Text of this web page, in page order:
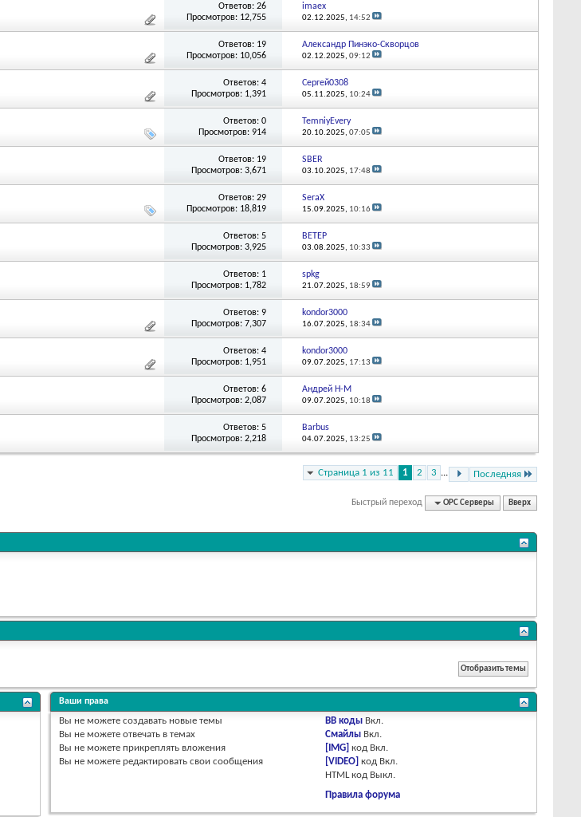
Ответов: 26
Просмотров: 12,755
imaex
02.12.2025, 14:52
Ответов: 19
Просмотров: 10,056
Александр Пинэко-Скворцов
02.12.2025, 09:12
Ответов: 4
Просмотров: 1,391
Сергей0308
05.11.2025, 10:24
Ответов: 0
Просмотров: 914
TemniyEvery
20.10.2025, 07:05
Ответов: 19
Просмотров: 3,671
SBER
03.10.2025, 17:48
Ответов: 29
Просмотров: 18,819
SeraX
15.09.2025, 10:16
Ответов: 5
Просмотров: 3,925
BETEP
03.08.2025, 10:33
Ответов: 1
Просмотров: 1,782
spkg
21.07.2025, 18:59
Ответов: 9
Просмотров: 7,307
kondor3000
16.07.2025, 18:34
Ответов: 4
Просмотров: 1,951
kondor3000
09.07.2025, 17:13
Ответов: 6
Просмотров: 2,087
Андрей Н-М
09.07.2025, 10:18
Ответов: 5
Просмотров: 2,218
Barbus
04.07.2025, 13:25
Страница 1 из 11 1 2 3 ... Последняя
Быстрый переход OPC Серверы Вверх
Ваши права
Вы не можете создавать новые темы
Вы не можете отвечать в темах
Вы не можете прикреплять вложения
Вы не можете редактировать свои сообщения
BB коды Вкл.
Смайлы Вкл.
[IMG] код Вкл.
[VIDEO] код Вкл.
HTML код Выкл.
Правила форума